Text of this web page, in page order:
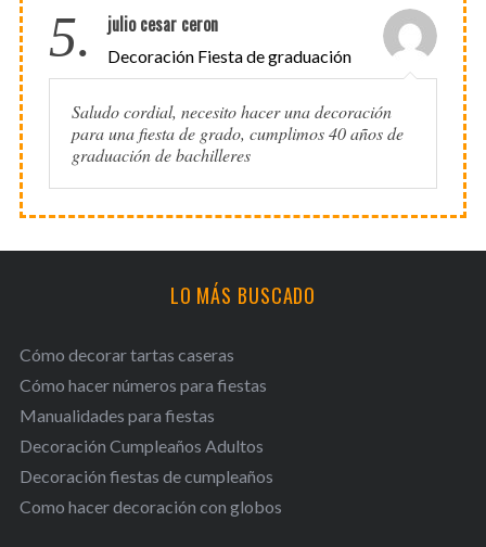
5. julio cesar ceron
Decoración Fiesta de graduación
Saludo cordial, necesito hacer una decoración
para una fiesta de grado, cumplimos 40 años de
graduación de bachilleres
LO MÁS BUSCADO
Cómo decorar tartas caseras
Cómo hacer números para fiestas
Manualidades para fiestas
Decoración Cumpleaños Adultos
Decoración fiestas de cumpleaños
Como hacer decoración con globos